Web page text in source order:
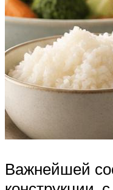
Важнейшей